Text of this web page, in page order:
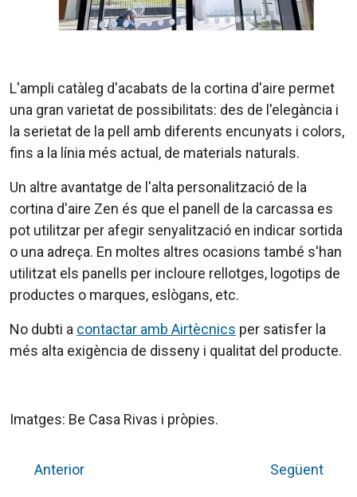
L'ampli catàleg d'acabats de la cortina d'aire permet
una gran varietat de possibilitats: des de l'elegància i
la serietat de la pell amb diferents encunyats i colors,
fins a la línia més actual, de materials naturals.
Un altre avantatge de l'alta personalització de la
cortina d'aire Zen és que el panell de la carcassa es
pot utilitzar per afegir senyalització en indicar sortida
o una adreça. En moltes altres ocasions també s'han
utilitzat els panells per incloure rellotges, logotips de
productes o marques, eslògans, etc.
No dubti a contactar amb Airtècnics per satisfer la
més alta exigència de disseny i qualitat del producte.
Imatges: Be Casa Rivas i pròpies.
Anterior
Següent